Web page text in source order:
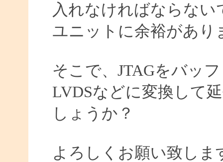
入れなければならない
ユニットに余裕があり
そこで、JTAGをバッ
LVDSなどに変換して
しょうか？
よろしくお願い致しま